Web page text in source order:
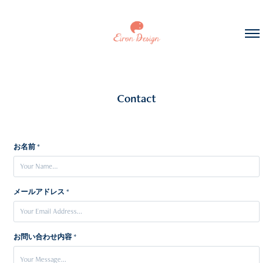
Contact
お名前 *
メールアドレス *
お問い合わせ内容 *